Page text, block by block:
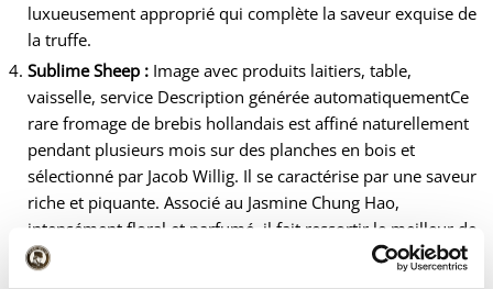
luxueusement approprié qui complète la saveur exquise de
la truffe.
Sublime Sheep : Image avec produits laitiers, table,
vaisselle, service Description générée automatiquementCe
rare fromage de brebis hollandais est affiné naturellement
pendant plusieurs mois sur des planches en bois et
sélectionné par Jacob Willig. Il se caractérise par une saveur
riche et piquante. Associé au Jasmine Chung Hao,
intensément floral et parfumé, il fait ressortir le meilleur de
chacun.